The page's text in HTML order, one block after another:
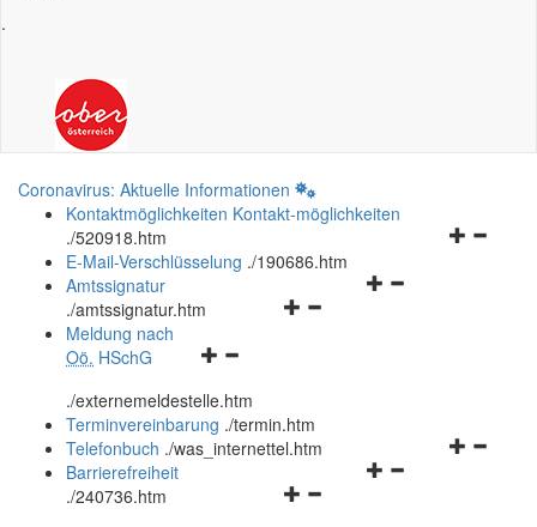
.
Coronavirus: Aktuelle Informationen
Kontaktmöglichkeiten Kontakt-möglichkeiten
./520918.htm
Navigationsmenü
E-Mail-Verschlüsselung ./190686.htm
Navigationsmenü
Amtssignatur
./amtssignatur.htm
Navigationsmenü
und
schließen
Meldung nach
Oö. HSchG
./externemeldestelle.htm
Terminvereinbarung ./termin.htm
Navigationsmenü
Telefonbuch ./was_internettel.htm
Navigationsmenü
Barrierefreiheit
./240736.htm